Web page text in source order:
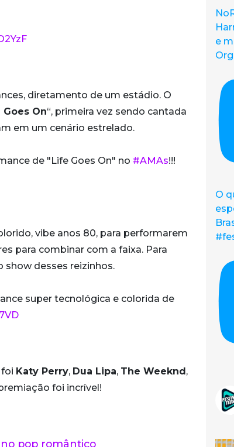
diretamento de um estádio. O
Goes On“, primeira vez sendo cantada
em um cenário estrelado.
de "Life Goes On" no #AMAs!!!
vibe anos 80, para performarem
para combinar com a faixa. Para
show desses reizinhos.
super tecnológica e colorida de
Katy Perry, Dua Lipa, The Weeknd ,
foi incrível!
no pop romântico
e
O